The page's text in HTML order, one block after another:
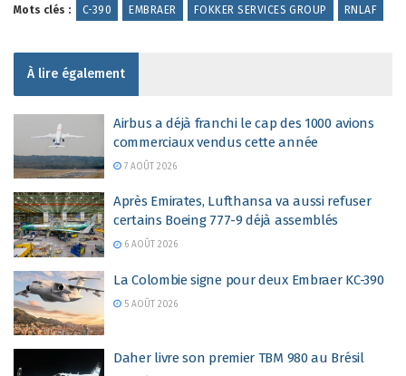
Mots clés : C-390 EMBRAER FOKKER SERVICES GROUP RNLAF
À lire également
Airbus a déjà franchi le cap des 1000 avions
commerciaux vendus cette année
7 AOÛT 2026
Après Emirates, Lufthansa va aussi refuser
certains Boeing 777-9 déjà assemblés
6 AOÛT 2026
La Colombie signe pour deux Embraer KC-390
5 AOÛT 2026
Daher livre son premier TBM 980 au Brésil